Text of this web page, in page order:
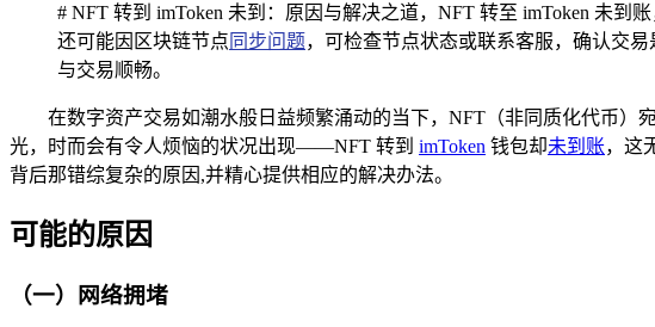
# NFT 转到 imToken 未到：原因与解决之道，NFT 转至 imToken 未
还可能因区块链节点 同步问题，可检查节点状态或联系客服，确认交
与交易顺畅。
在数字资产交易如潮水般日益频繁涌动的当下，NFT（非同质化代币）
光，时而会有令人烦恼的状况出现——NFT 转到 imToken 钱包却未到账，这
背后那错综复杂的原因,并精心提供相应的解决办法。
可能的原因
（一）网络拥堵